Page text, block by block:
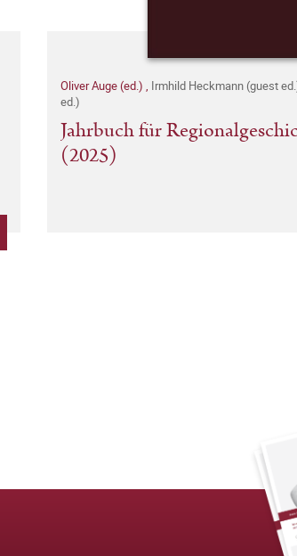
Oliver Auge (ed.) , Irmhild Heckmann (guest
ed.)
Jahrbuch für
(2025)